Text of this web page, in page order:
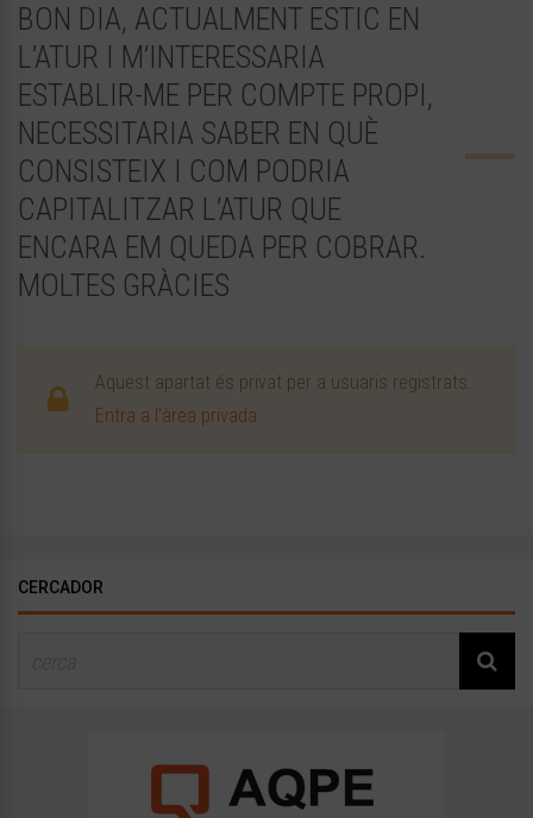
BON DIA, ACTUALMENT ESTIC EN
L’ATUR I M’INTERESSARIA
ESTABLIR-ME PER COMPTE PROPI,
NECESSITARIA SABER EN QUÈ
CONSISTEIX I COM PODRIA
CAPITALITZAR L’ATUR QUE
ENCARA EM QUEDA PER COBRAR.
MOLTES GRÀCIES
Aquest apartat és privat per a usuaris registrats.
Entra a l'àrea privada
CERCADOR